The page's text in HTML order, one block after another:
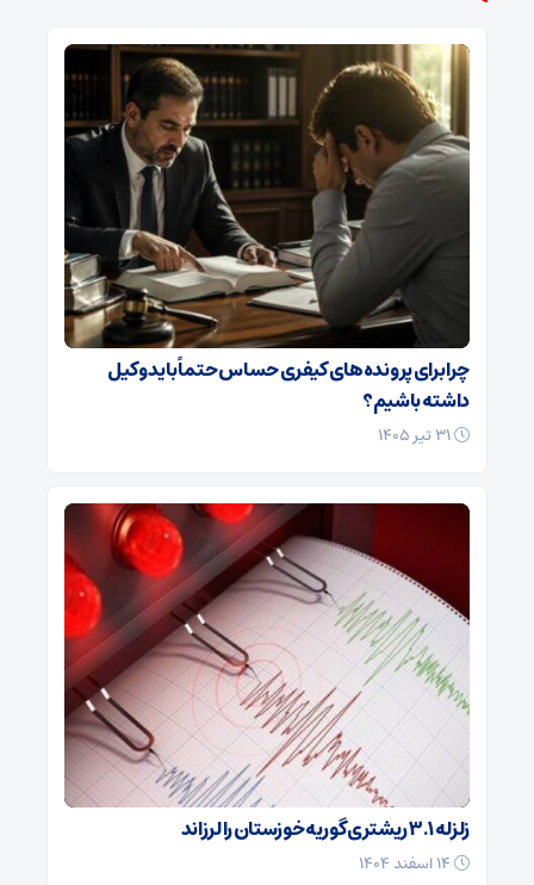
چرا برای پرونده‌های کیفری حساس حتماً باید وکیل
داشته باشیم؟
زلزله ۳.۱ ریشتری گوریه خوزستان را لرزاند